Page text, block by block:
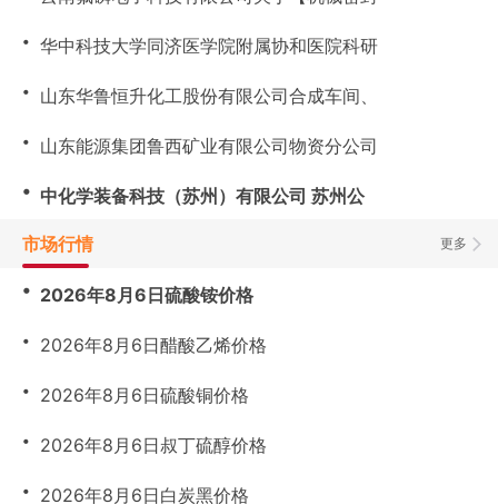
・ 华中科技大学同济医学院附属协和医院科研
・ 山东华鲁恒升化工股份有限公司合成车间、
・ 山东能源集团鲁西矿业有限公司物资分公司
・ 中化学装备科技（苏州）有限公司 苏州公
更多
市场行情
・ 2026年8月6日硫酸铵价格
・ 2026年8月6日醋酸乙烯价格
・ 2026年8月6日硫酸铜价格
・ 2026年8月6日叔丁硫醇价格
・ 2026年8月6日白炭黑价格